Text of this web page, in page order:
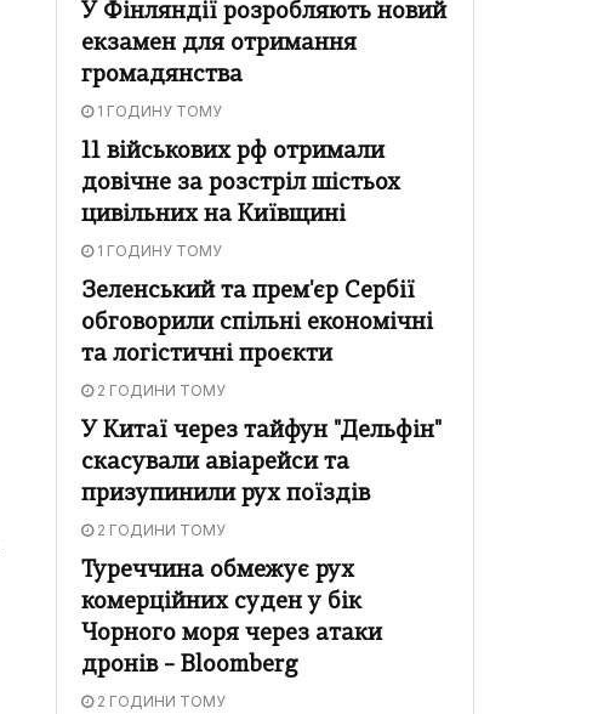
У Фінляндії розробляють новий
екзамен для отримання
громадянства
1 ГОДИНУ ТОМУ
11 військових рф отримали
довічне за розстріл шістьох
цивільних на Київщині
1 ГОДИНУ ТОМУ
Зеленський та прем'єр Сербії
обговорили спільні економічні
та логістичні проєкти
2 ГОДИНИ ТОМУ
У Китаї через тайфун "Дельфін"
скасували авіарейси та
призупинили рух поїздів
2 ГОДИНИ ТОМУ
Туреччина обмежує рух
комерційних суден у бік
Чорного моря через атаки
дронів – Bloomberg
2 ГОДИНИ ТОМУ